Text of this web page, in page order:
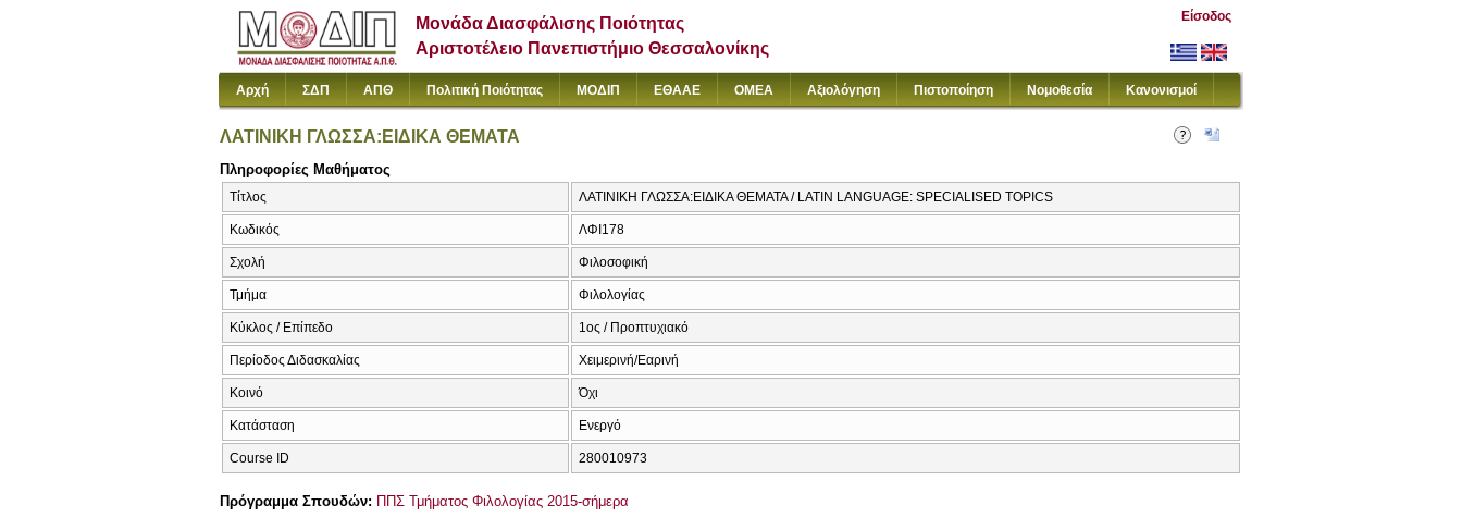
Μονάδα Διασφάλισης Ποιότητας
Αριστοτέλειο Πανεπιστήμιο Θεσσαλονίκης
Είσοδος
Αρχή ΣΔΠ ΑΠΘ Πολιτική Ποιότητας ΜΟΔΙΠ ΕΘΑΑΕ ΟΜΕΑ Αξιολόγηση Πιστοποίηση Νομοθεσία Κανονισμοί
ΛΑΤΙΝΙΚΗ ΓΛΩΣΣΑ:ΕΙΔΙΚΑ ΘΕΜΑΤΑ
Πληροφορίες Μαθήματος
Τίτλος ΛΑΤΙΝΙΚΗ ΓΛΩΣΣΑ:ΕΙΔΙΚΑ ΘΕΜΑΤΑ / LATIN LANGUAGE: SPECIALISED TOPICS
Κωδικός ΛΦΙ178
Σχολή Φιλοσοφική
Τμήμα Φιλολογίας
Κύκλος / Επίπεδο 1ος / Προπτυχιακό
Περίοδος Διδασκαλίας Χειμερινή/Εαρινή
Κοινό Όχι
Κατάσταση Ενεργό
Course ID 280010973
Πρόγραμμα Σπουδών: ΠΠΣ Τμήματος Φιλολογίας 2015-σήμερα